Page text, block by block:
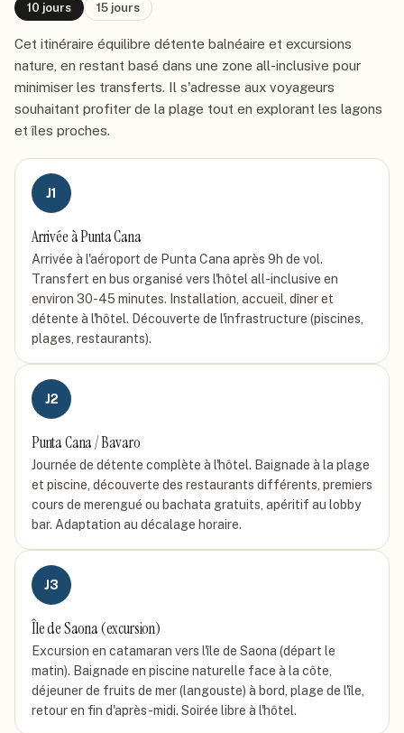
10 jours 15 jours
Cet itinéraire équilibre détente balnéaire et excursions
nature, en restant basé dans une zone all-inclusive pour
minimiser les transferts. Il s'adresse aux voyageurs
souhaitant profiter de la plage tout en explorant les lagons
et îles proches.
J1
Arrivée à Punta Cana
Arrivée à l'aéroport de Punta Cana après 9h de vol.
Transfert en bus organisé vers l'hôtel all-inclusive en
environ 30-45 minutes. Installation, accueil, dîner et
détente à l'hôtel. Découverte de l'infrastructure (piscines,
plages, restaurants).
J2
Punta Cana / Bavaro
Journée de détente complète à l'hôtel. Baignade à la plage
et piscine, découverte des restaurants différents, premiers
cours de merengué ou bachata gratuits, apéritif au lobby
bar. Adaptation au décalage horaire.
J3
Île de Saona (excursion)
Excursion en catamaran vers l'île de Saona (départ le
matin). Baignade en piscine naturelle face à la côte,
déjeuner de fruits de mer (langouste) à bord, plage de l'île,
retour en fin d'après-midi. Soirée libre à l'hôtel.